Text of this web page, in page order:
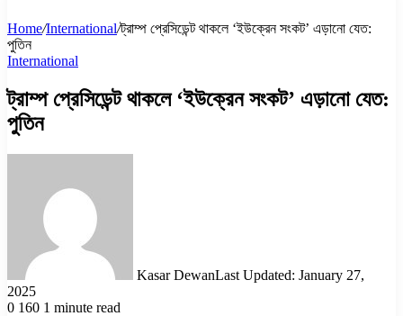
Home/International/ট্রাম্প প্রেসিডেন্ট থাকলে ‘ইউক্রেন সংকট’ এড়ানো যেত:
পুতিন
International
ট্রাম্প প্রেসিডেন্ট থাকলে ‘ইউক্রেন সংকট’ এড়ানো যেত:
পুতিন
Kasar DewanLast Updated: January 27,
2025
0 160 1 minute read